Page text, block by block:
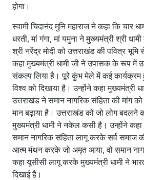
होगा।
स्वामी चिदानंद मुनि महाराज ने कहा कि चार
धरती, मां गंगा, मां यमुना ने मुख्यमंत्री श्री
श्री नरेंद्र मोदी को उत्तराखंड की पवित्र
कहा मुख्यमंत्री धामी जी ने उपासक के रूप में
संकल्प लिया है। पूरे कुंभ मेले में कई कार्यक्रम
विश्व को दिखाया है। उन्होंने कहा मुख्यमंत्री
उत्तराखंड ने समान नागरिक संहिता की मांग
मान बढ़ाया है। उत्तराखंड को जो लोग
मुख्यमंत्री धामी ने नकेल कसी है। उन्होंने कहा
समान नागरिक संहिता लागू करके सर्व समाज
आत्म मंथन करके जो अमृत आया, वो समान
कहा यूसीसी लागू करके मुख्यमंत्री धामी ने
दिखाई है।